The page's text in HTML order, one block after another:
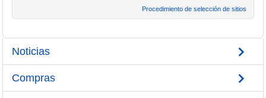
Procedimiento de selección de sitios
Noticias
Compras